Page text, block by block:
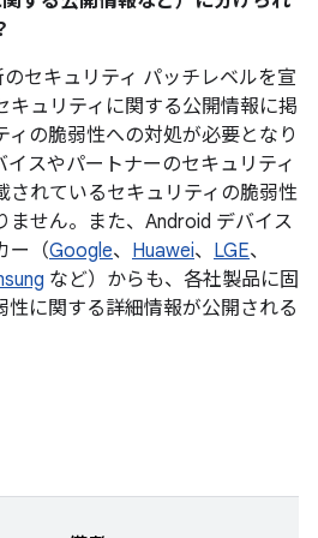
セキュリティ パッチレベルを宣
キュリティに関する公開情報に掲
ィの脆弱性への対処が必要となり
イスやパートナーのセキュリティ
されているセキュリティの脆弱性
ません。また、Android デバイス
ー（Google、 Huawei、 LGE、
など）からも、各社製品に固
性に関する詳細情報が公開される